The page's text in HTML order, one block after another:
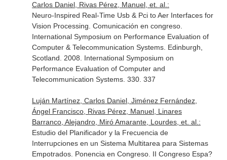
Carlos Daniel, Rivas Pérez, Manuel, et. al.:
Neuro-Inspired Real-Time Usb & Pci to Aer Interfaces for
Vision Processing. Comunicación en congreso.
International Symposium on Performance Evaluation of
Computer & Telecommunication Systems. Edinburgh,
Scotland. 2008. International Symposium on
Performance Evaluation of Computer and
Telecommunication Systems. 330. 337
Luján Martínez, Carlos Daniel, Jiménez Fernández,
Ángel Francisco, Rivas Pérez, Manuel, Linares
Barranco, Alejandro, Miró Amarante, Lourdes, et. al.:
Estudio del Planificador y la Frecuencia de
Interrupciones en un Sistema Multitarea para Sistemas
Empotrados. Ponencia en Congreso. II Congreso Espa?